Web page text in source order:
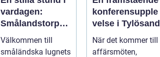
vardagen:
Smålandstorpet
Lanthotell
Välkommen till
småländska lugnets
konferensupple
velse i Tylösand
När det kommer till
affärsmöten,